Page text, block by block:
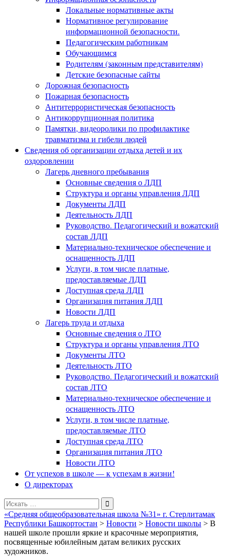
Локальные нормативные акты
Нормативное регулирование
информационной безопасности.
Педагогическим работникам
Обучающимся
Родителям (законным представителям)
Детские безопасные сайты
Дорожная безопасность
Пожарная безопасность
Антитеррористическая безопасность
Антикоррупционная политика
Памятки, видеоролики по профилактике
травматизма и гибели людей
Сведения об организации отдыха детей и их
оздоровлении
Лагерь дневного пребывания
Основные сведения о ЛДП
Структура и органы управления ЛДП
Документы ЛДП
Деятельность ЛДП
Руководство. Педагогический и вожатский
состав ЛДП
Материально-техническое обеспечение и
оснащенность ЛДП
Услуги, в том числе платные,
предоставляемые ЛДП
Доступная среда ЛДП
Организация питания ЛДП
Новости ЛДП
Лагерь труда и отдыха
Основные сведения о ЛТО
Структура и органы управления ЛТО
Документы ЛТО
Деятельность ЛТО
Руководство. Педагогический и вожатский
состав ЛТО
Материально-техническое обеспечение и
оснащенность ЛТО
Услуги, в том числе платные,
предоставляемые ЛТО
Доступная среда ЛТО
Организация питания ЛТО
Новости ЛТО
От успехов в школе — к успехам в жизни!
О директорах
Поиск
для:
«Средняя общеобразовательная школа №31» г. Стерлитамак
Республики Башкортостан > Новости > Новости школы > В
нашей школе прошли яркие и красочные мероприятия,
посвященные юбилейным датам великих русских
художников.